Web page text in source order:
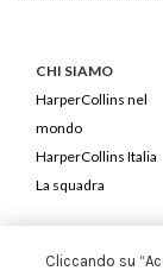
CHI SIAMO
HarperCollins nel
mondo
HarperCollins Italia
La squadra
Cliccando su